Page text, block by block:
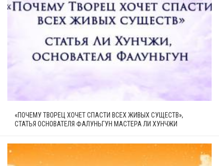
«ПОЧЕМУ ТВОРЕЦ ХОЧЕТ СПАСТИ ВСЕХ ЖИВЫХ СУЩЕСТВ»,
СТАТЬЯ ОСНОВАТЕЛЯ ФАЛУНЬГУН МАСТЕРА ЛИ ХУНЧЖИ